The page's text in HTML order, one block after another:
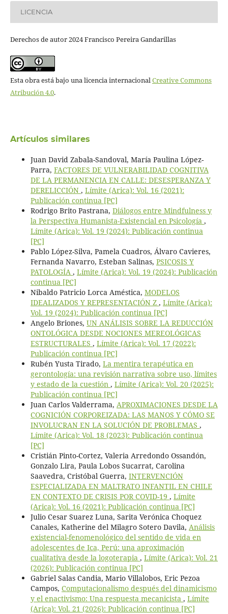
LICENCIA
Derechos de autor 2024 Francisco Pereira Gandarillas
Esta obra está bajo una licencia internacionalCreative Commons
Atribución 4.0.
Artículos similares
Juan David Zabala-Sandoval, María Paulina López-
Parra, FACTORES DE VULNERABILIDAD COGNITIVA
DE LA PERMANENCIA EN CALLE: DESESPERANZA Y
DERELICCIÓN , Límite (Arica): Vol. 16 (2021):
Publicación continua [PC]
Rodrigo Brito Pastrana, Diálogos entre Mindfulness y
la Perspectiva Humanista-Existencial en Psicología ,
Límite (Arica): Vol. 19 (2024): Publicación continua
[PC]
Pablo López-Silva, Pamela Cuadros, Álvaro Cavieres,
Fernanda Navarro, Esteban Salinas, PSICOSIS Y
PATOLOGÍA , Límite (Arica): Vol. 19 (2024): Publicación
continua [PC]
Nibaldo Patricio Lorca Améstica, MODELOS
IDEALIZADOS Y REPRESENTACIÓN Z , Límite (Arica):
Vol. 19 (2024): Publicación continua [PC]
Angelo Briones, UN ANÁLISIS SOBRE LA REDUCCIÓN
ONTOLÓGICA DESDE NOCIONES MEREOLÓGICAS
ESTRUCTURALES , Límite (Arica): Vol. 17 (2022):
Publicación continua [PC]
Rubén Yusta Tirado, La mentira terapéutica en
gerontología: una revisión narrativa sobre uso, límites
y estado de la cuestión , Límite (Arica): Vol. 20 (2025):
Publicación continua [PC]
Juan Carlos Valderrama, APROXIMACIONES DESDE LA
COGNICIÓN CORPOREIZADA: LAS MANOS Y CÓMO SE
INVOLUCRAN EN LA SOLUCIÓN DE PROBLEMAS ,
Límite (Arica): Vol. 18 (2023): Publicación continua
[PC]
Cristián Pinto-Cortez, Valeria Arredondo Ossandón,
Gonzalo Lira, Paula Lobos Sucarrat, Carolina
Saavedra, Cristóbal Guerra, INTERVENCIÓN
ESPECIALIZADA EN MALTRATO INFANTIL EN CHILE
EN CONTEXTO DE CRISIS POR COVID-19 , Límite
(Arica): Vol. 16 (2021): Publicación continua [PC]
Julio Cesar Suarez Luna, Sarita Verónica Choquez
Canales, Katherine del Milagro Sotero Davila, Análisis
existencial-fenomenológico del sentido de vida en
adolescentes de Ica, Perú: una aproximación
cualitativa desde la logoterapia , Límite (Arica): Vol. 21
(2026): Publicación continua [PC]
Gabriel Salas Candia, Mario Villalobos, Eric Pezoa
Campos, Computacionalismo después del dinamicismo
y el enactivismo: Una respuesta mecanicista , Límite
(Arica): Vol. 21 (2026): Publicación continua [PC]